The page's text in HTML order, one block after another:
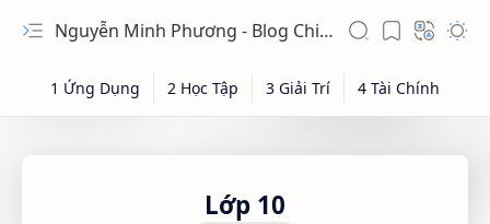
Nguyễn Minh Phương - Blog Chia sẻ Kiến thức Chứng khoán & Tài liệu Toán học
Lớp 10